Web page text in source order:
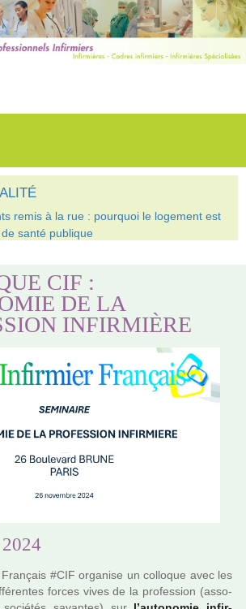
remis à la rue : pourquoi le logement est
santé publique
CIF :
DE LA
INFIRMIÈRE
#CIF orga­nise un col­lo­que avec les
forces vives de la pro­fes­sion (asso­